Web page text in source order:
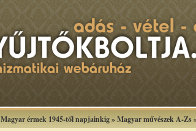
Magyar érmek 1945-től napjainkig»Magyar művészek A-Zs